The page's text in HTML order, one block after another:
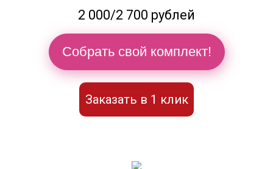
2 000/2 700 рублей
Собрать свой комплект!
Заказать в 1 клик